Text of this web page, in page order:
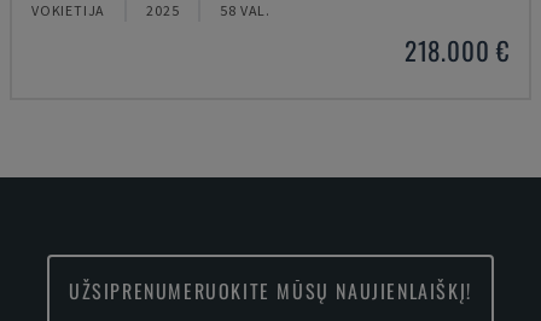
VOKIETIJA 2025 58 VAL.
218.000 €
UŽSIPRENUMERUOKITE MŪSŲ NAUJIENLAIŠKĮ!